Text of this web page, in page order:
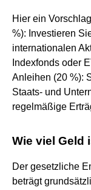
Hier ein
%): Investieren
internationalen
Indexfonds oder
Anleihen (20 %):
Staats- und
regelmäßige
Wie viel Geld
Der gesetzliche
beträgt